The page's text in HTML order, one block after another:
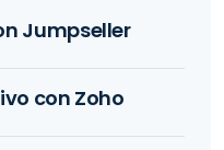
Jumpseller
con Zoho